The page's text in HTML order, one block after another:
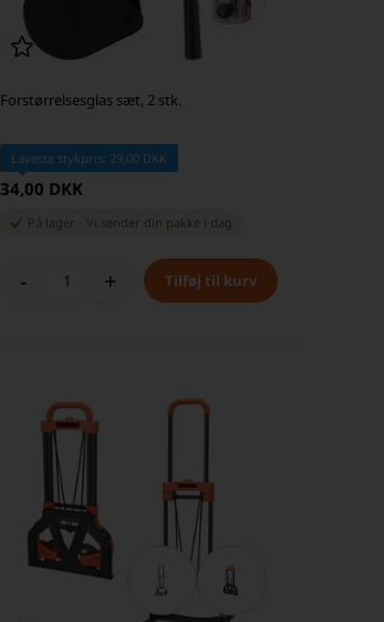
Forstørrelsesglas sæt, 2 stk.
Laveste stykpris: 29,00 DKK
34,00 DKK
På lager -Vi sender din pakke i dag
- +